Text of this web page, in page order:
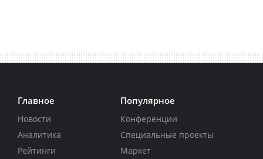
Главное
Новости
Аналитика
Рейтинги
Популярное
Конференции
Специальные проекты
Маркет